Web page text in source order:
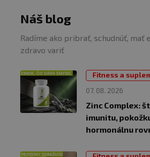
Náš blog
Radíme ako pribrať, schudnúť, mať
zdravo variť
07. 08. 2026
Fitness a
Zinc Complex:
imunitu,
hormonálnu